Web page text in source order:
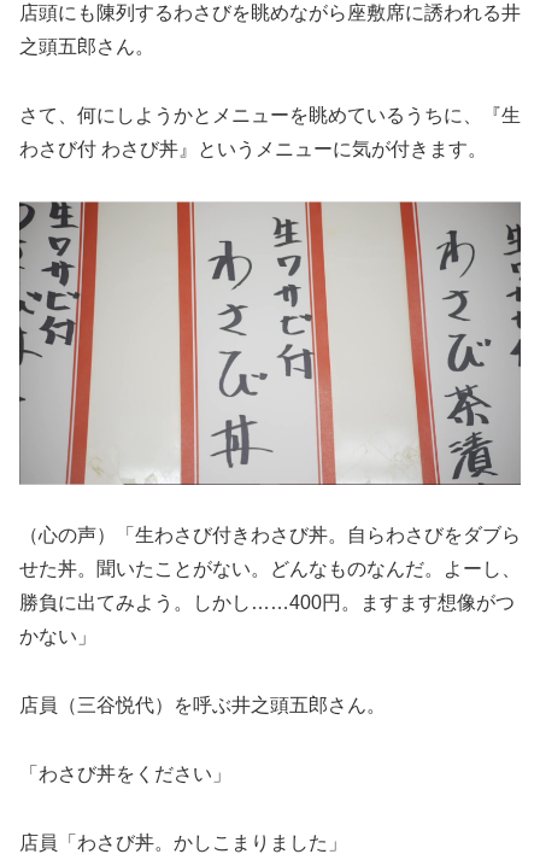
店頭にも陳列するわさびを眺めながら座敷席に誘われる井
之頭五郎さん。
さて、何にしようかとメニューを眺めているうちに、『生
わさび付 わさび丼』というメニューに気が付きます。
（心の声）「生わさび付きわさび丼。自らわさびをダブら
せた丼。聞いたことがない。どんなものなんだ。よーし、
勝負に出てみよう。しかし……400円。ますます想像がつ
かない」
店員（三谷悦代）を呼ぶ井之頭五郎さん。
「わさび丼をください」
店員「わさび丼。かしこまりました」